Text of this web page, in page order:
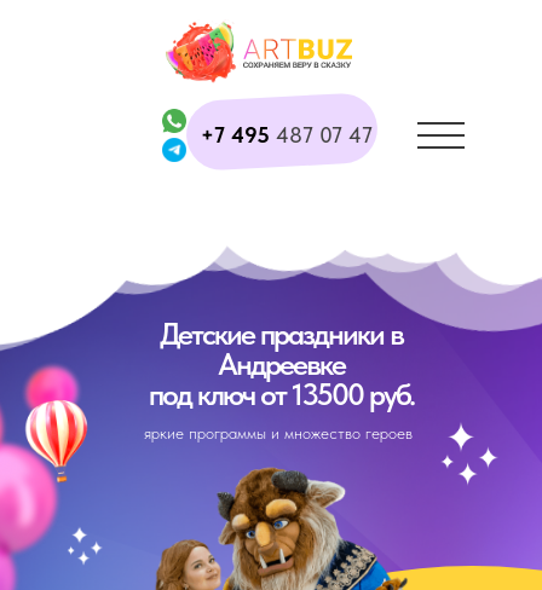
+7 495 487 07 47
Детские праздники в
Андреевке
под ключ от 13500 руб.
яркие программы и множество героев